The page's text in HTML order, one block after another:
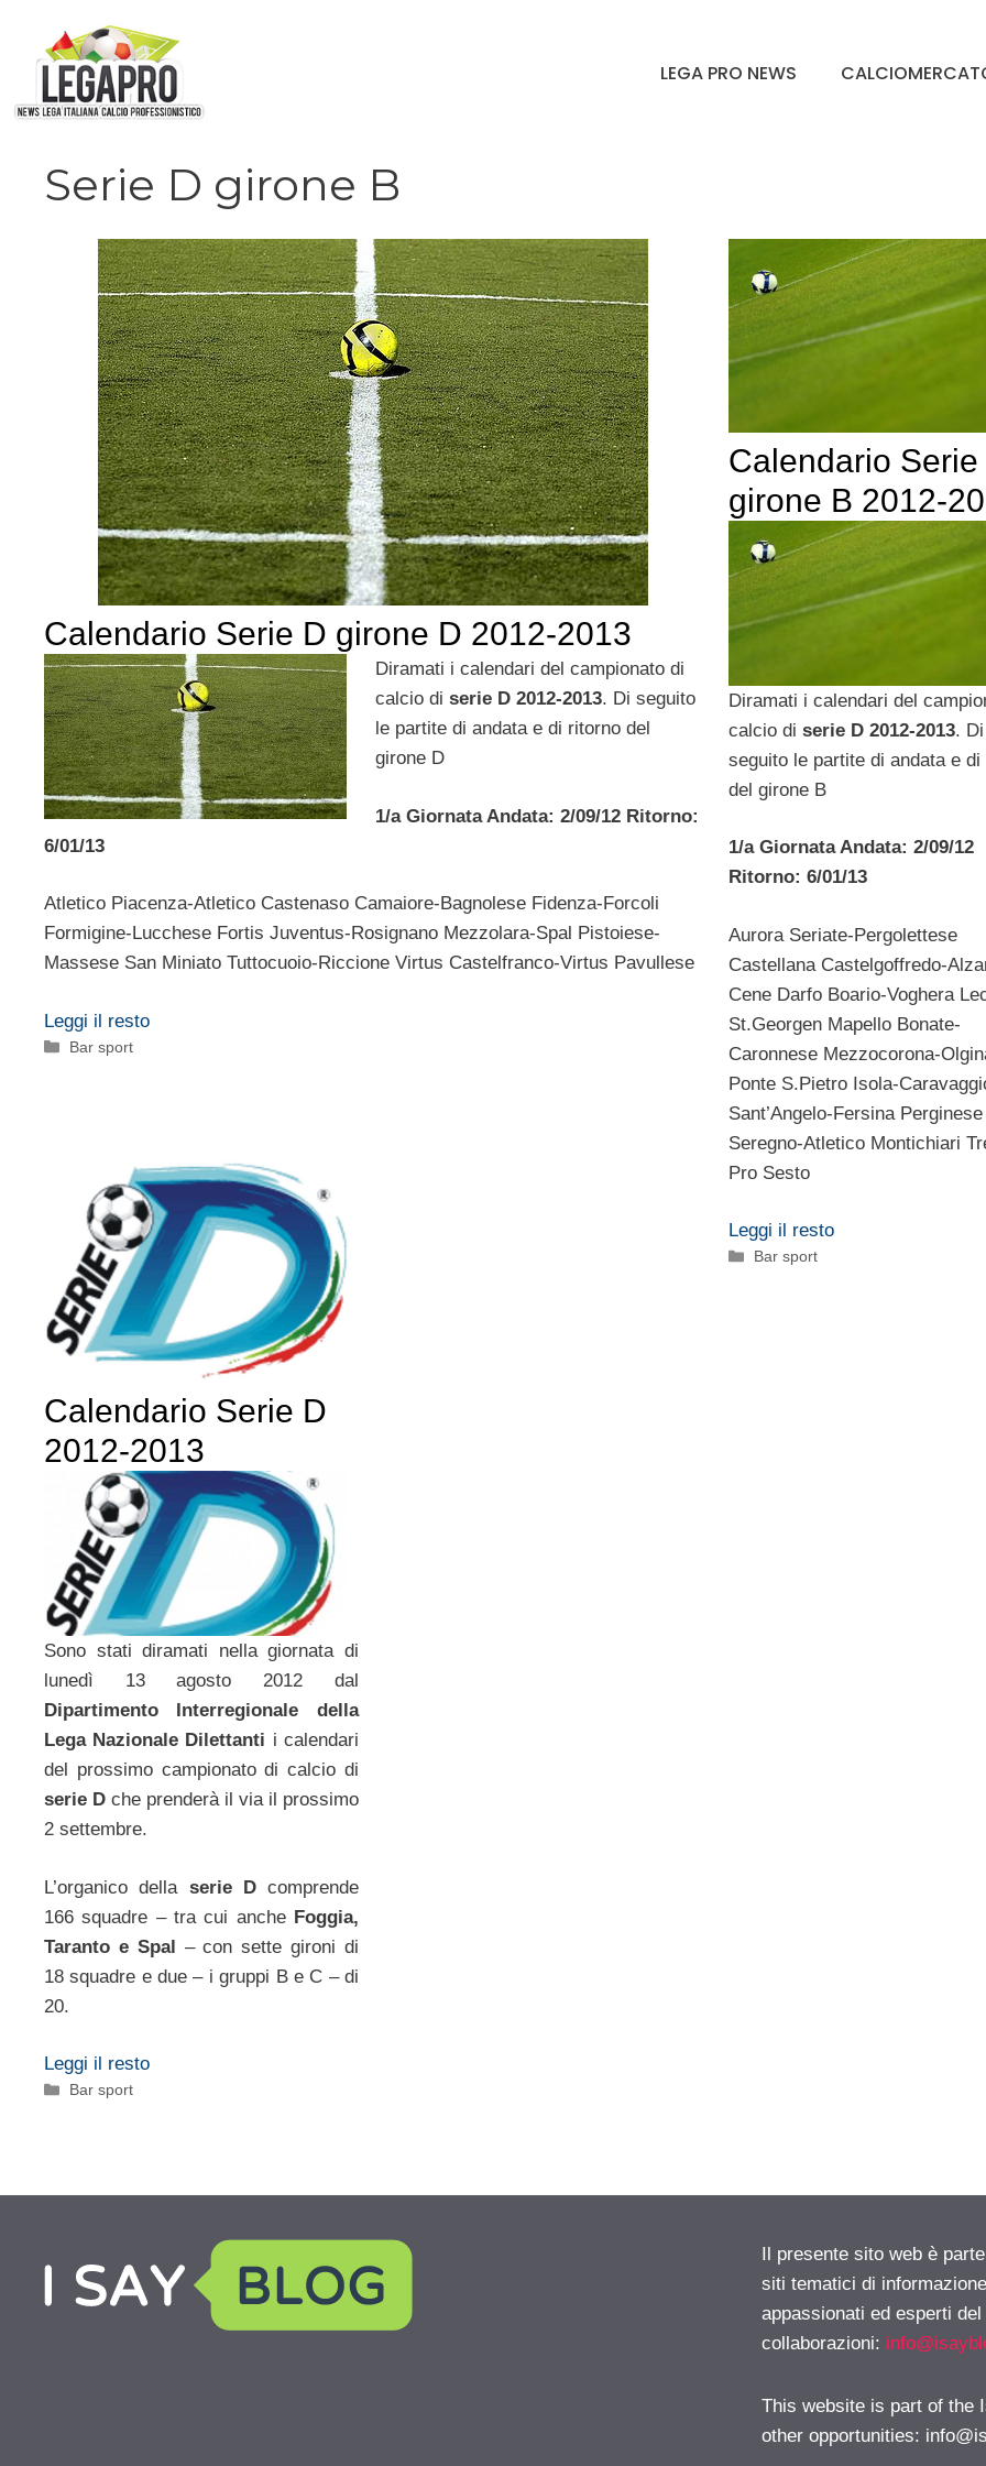
contenuto
LEGA PRO NEWS
Serie D girone B
Calendario Serie D girone D 2012-2013
Diramati i calendari del campionato di
calcio di serie D 2012-2013. Di seguito
le partite di andata e di ritorno del
girone D
1/a Giornata Andata: 2/09/12 Ritorno:
6/01/13
Atletico Piacenza-Atletico Castenaso Camaiore-Bagnolese Fidenza-Forcoli
Formigine-Lucchese Fortis Juventus-Rosignano Mezzolara-Spal Pistoiese-
Massese San Miniato Tuttocuoio-Riccione Virtus Castelfranco-Virtus Pavullese
Leggi il resto
Categorie
Bar sport
Calendario Serie
girone B 2012-
Diramati i calendari del
calcio di serie D 2012-2013. Di
seguito le partite di andata e di
del girone B
1/a Giornata Andata: 2/09/12
Ritorno: 6/01/13
Aurora Seriate-Pergolettese
Castellana Castelgoffredo-
Cene Darfo Boario-Voghera
St.Georgen Mapello Bonate-
Caronnese Mezzocorona-
Ponte S.Pietro Isola-
Sant’Angelo-Fersina Perginese
Seregno-Atletico Montichiari
Pro Sesto
Leggi il resto
Categorie
Bar sport
Calendario Serie D
2012-2013
Sono stati diramati nella giornata di
lunedì 13 agosto 2012 dal
Dipartimento Interregionale della
Lega Nazionale Dilettanti i calendari
del prossimo campionato di calcio di
serie D che prenderà il via il prossimo
2 settembre.
L’organico della serie Dcomprende
166 squadre – tra cui ancheFoggia,
Taranto e Spal – con sette gironi di
18 squadre e due – i gruppi B e C – di
20.
Leggi il resto
Categorie
Bar sport
Il presente sito web è
siti tematici di
appassionati ed esperti
collaborazioni:
This website is part of the
other opportunities: